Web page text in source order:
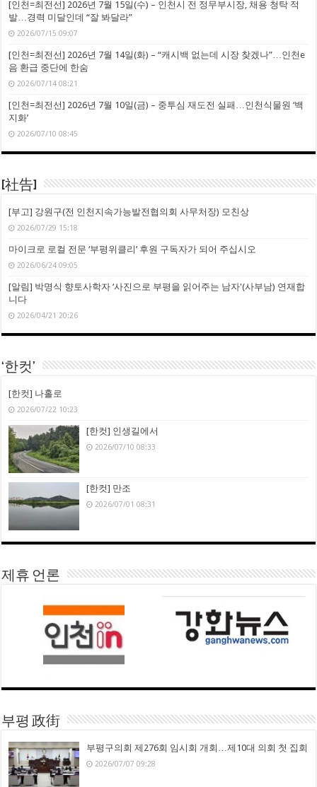
[인천=최전선] 2026년 7월 15일(수) – 인천시 전 정무부시장, 채용 청탁 적
발…경력 미달인데 “잘 봐달라”
2026/07/15 09:07
[인천=최전선] 2026년 7월 14일(화) – “캐시백 없는데 시장 찾겠나”…인천e
음 환급 중단에 한숨
2026/07/14 08:21
[인천=최전선] 2026년 7월 10일(금) – 중투심 재도전 실패…인천식물원 ‘백
지화’
2026/07/10 08:45
[社告]
[부고] 강원구(전 인천지속가능발전협의회 사무처장) 모친상
2026/07/29 15:18
마이크로 로컬 전문 ‘부평위클리’ 후원 구독자가 되어 주십시오
2026/06/24 09:05
[알림] 박명식 향토사학자 ‘사진으로 부평을 읽어주는 남자'(사부남) 연재합
니다
2026/04/21 20:26
‘한컷’
[한컷] 나홀로
2026/07/22 10:23
[한컷] 인생길에서
2026/07/10 08:33
[한컷] 만조
2026/07/01 08:31
제휴 언론
부평 政街
부평구의회 제276회 임시회 개회…제10대 의회 첫 집회
2026/07/07 09:28